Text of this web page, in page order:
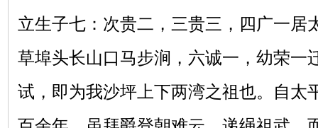
立生子七：次贵二，三贵三，四广一居
草埠头长山口马步涧，六诚一，幼荣一
试，即为我沙坪上下两湾之祖也。自太